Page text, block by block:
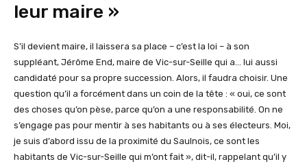
leur maire »
S’il devient maire, il laissera sa place – c’est la loi – à son
suppléant, Jérôme End, maire de Vic-sur-Seille qui a… lui aussi
candidaté pour sa propre succession. Alors, il faudra choisir. Une
question qu’il a forcément dans un coin de la tête : « oui, ce sont
des choses qu’on pèse, parce qu’on a une responsabilité. On ne
s’engage pas pour mentir à ses habitants ou à ses électeurs. Moi,
je suis d’abord issu de la proximité du Saulnois, ce sont les
habitants de Vic-sur-Seille qui m’ont fait », dit-il, rappelant qu’il y